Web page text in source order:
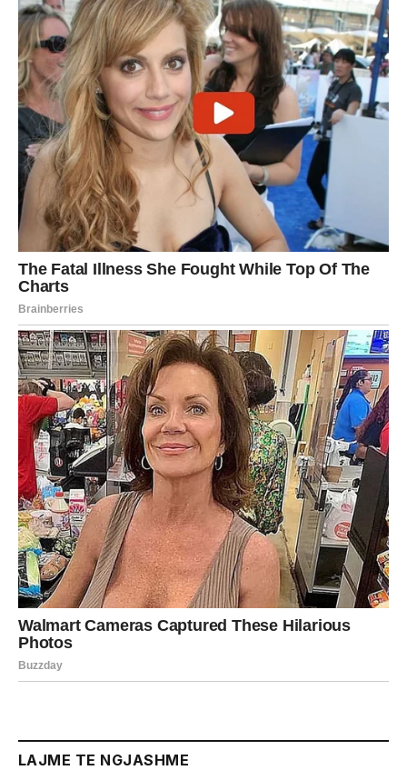
LAJME TE NGJASHME